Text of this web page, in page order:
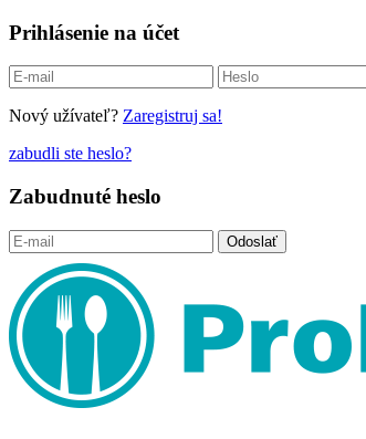
Prihlásenie na účet
Nový užívateľ? Zaregistruj sa!
zabudli ste heslo?
Zabudnuté heslo